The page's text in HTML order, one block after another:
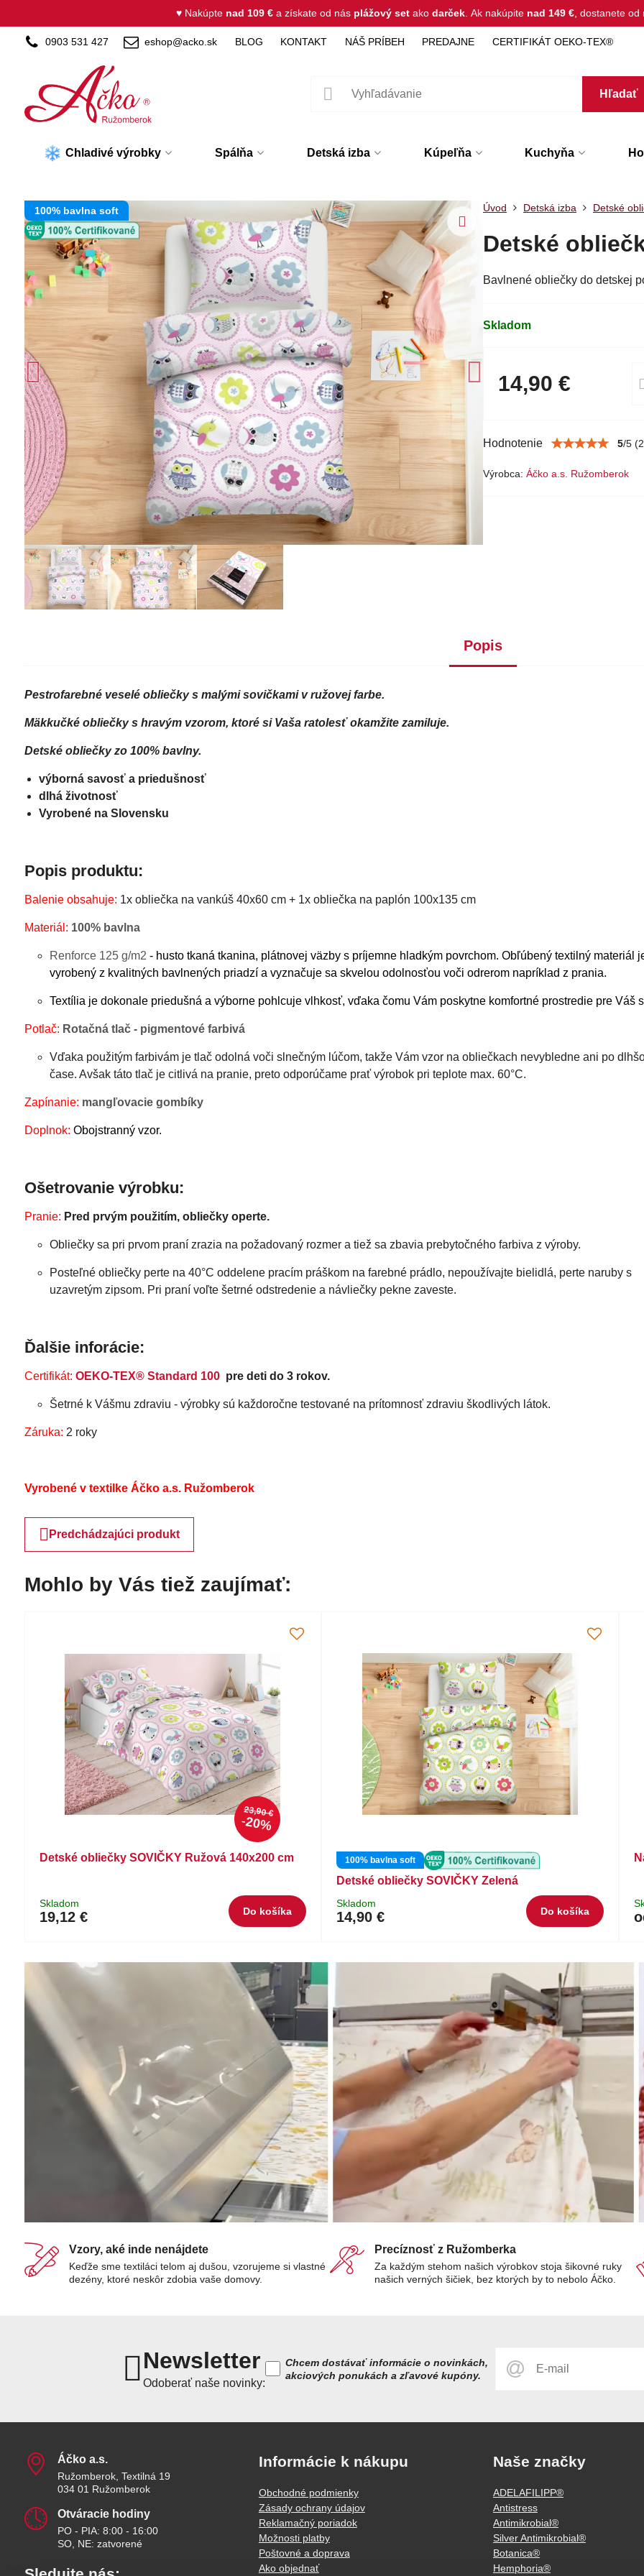
♥ Nakúpte nad 109 €a získate od nás plážový set akodarček. Ak nakúpite nad 149 €, dostanete od
0903 531 427 eshop@acko.sk BLOG KONTAKT NÁŠ PRÍBEH PREDAJNE CERTIFIKÁT OEKO-TEX®
Hľadať
Chladivé výrobky Spálňa Detská izba Kúpeľňa Kuchyňa
100% bavlna soft Úvod Detská izba Detské
Detské
Bavlnené obliečky do detskej
Skladom
14,90 €
Hodnotenie 5/5(2
Výrobca: Áčko a.s. Ružomberok
Popis
Pestrofarebné veselé obliečky s malými sovičkami v ružovej farbe.
Mäkkučké obliečky s hravým vzorom, ktoré si Vaša ratolesť okamžite zamiluje.
Detské obliečky zo 100% bavlny.
výborná savosť a priedušnosť
dlhá životnosť
Vyrobené na Slovensku
Popis produktu:
Balenie obsahuje: 1x obliečka na vankúš 40x60 cm + 1x obliečka na paplón 100x135 cm
Materiál: 100% bavlna
Renforce 125 g/m2 - husto tkaná tkanina, plátnovej väzby s príjemne hladkým povrchom. Obľúbený textilný materiál
vyrobený z kvalitných bavlnených priadzí a vyznačuje sa skvelou odolnosťou voči odrerom napríklad z prania.
Textília je dokonale priedušná a výborne pohlcuje vlhkosť, vďaka čomu Vám poskytne komfortné prostredie pre Váš
Potlač: Rotačná tlač - pigmentové farbivá
Vďaka použitým farbivám je tlač odolná voči slnečným lúčom, takže Vám vzor na obliečkach nevybledne ani po
čase. Avšak táto tlač je citlivá na pranie, preto odporúčame prať výrobok pri teplote max. 60°C.
Zapínanie: mangľovacie gombíky
Doplnok: Obojstranný vzor.
Ošetrovanie výrobku:
Pranie: Pred prvým použitím, obliečky operte.
Obliečky sa pri prvom praní zrazia na požadovaný rozmer a tiež sa zbavia prebytočného farbiva z výroby.
Posteľné obliečky perte na 40°C oddelene pracím práškom na farebné prádlo, nepoužívajte bielidlá, perte naruby s
uzavretým zipsom. Pri praní voľte šetrné odstredenie a návliečky pekne zaveste.
Ďalšie inforácie:
Certifikát: OEKO-TEX® Standard 100 pre deti do 3 rokov.
Šetrné k Vášmu zdraviu - výrobky sú každoročne testované na prítomnosť zdraviu škodlivých látok.
Záruka: 2 roky
Vyrobené v textilke Áčko a.s. Ružomberok
Predchádzajúci produkt
Mohlo by Vás tiež zaujímať:
23,90 €
20%
Detské obliečky SOVIČKY Ružová 140x200 cm
Skladom
19,12 € Do košíka
100% bavlna soft
Detské obliečky SOVIČKY Zelená
Skladom
14,90 € Do košíka
Vzory, aké inde nenájdete
Keďže sme textiláci telom aj dušou, vzorujeme si vlastné
dezény, ktoré neskôr zdobia vaše domovy.
Precíznosť z Ružomberka
Za každým stehom našich výrobkov stoja šikovné ruky
našich verných šičiek, bez ktorých by to nebolo Áčko.
Newsletter
Odoberať naše novinky:
Chcem dostávať informácie o novinkách,
akciových ponukách a zľavové kupóny.
Áčko a​.s​.
Ružomberok, Textilná 19
034 01 Ružomberok
Otváracie hodiny
PO - PIA: 8:00 - 16:00
SO, NE: zatvorené
Informácie k nákupu
Obchodné podmienky
Zásady ochrany údajov
Reklamačný poriadok
Možnosti platby
Poštovné a doprava
Ako objednať
Naše značky
ADELAFILIPP®
Antistress
Antimikrobial®
Silver Antimikrobial®
Botanica®
Hemphoria®